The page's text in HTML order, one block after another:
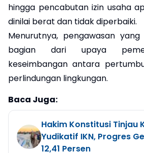
hingga pencabutan izin usaha
dinilai berat dan tidak diperbaiki.
Menurutnya, pengawasan
bagian dari upaya
keseimbangan antara
perlindungan lingkungan.
Baca Juga:
Hakim Konstitusi Tinjau
Yudikatif IKN, Progres
12,41 Persen